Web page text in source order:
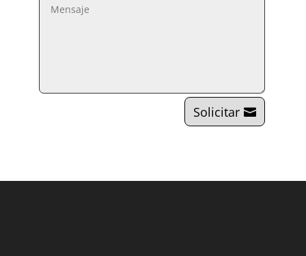
Solicitar